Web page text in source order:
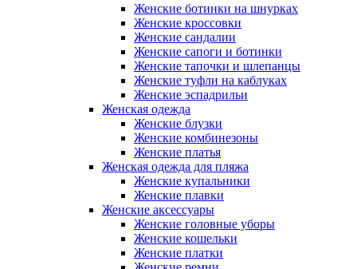
Женские ботинки на шнурках
Женские кроссовки
Женские сандалии
Женские сапоги и ботинки
Женские тапочки и шлепанцы
Женские туфли на каблуках
Женские эспадрильи
Женская одежда
Женские блузки
Женские комбинезоны
Женские платья
Женская одежда для пляжа
Женские купальники
Женские плавки
Женские аксессуары
Женские головные уборы
Женские кошельки
Женские платки